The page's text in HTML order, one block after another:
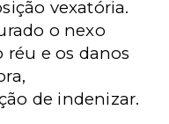
vexatória.
o nexo
e os danos
de indenizar.